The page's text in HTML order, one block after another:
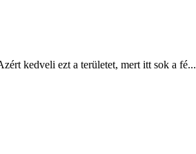
kedveli ezt a területet, mert itt sok a fé...